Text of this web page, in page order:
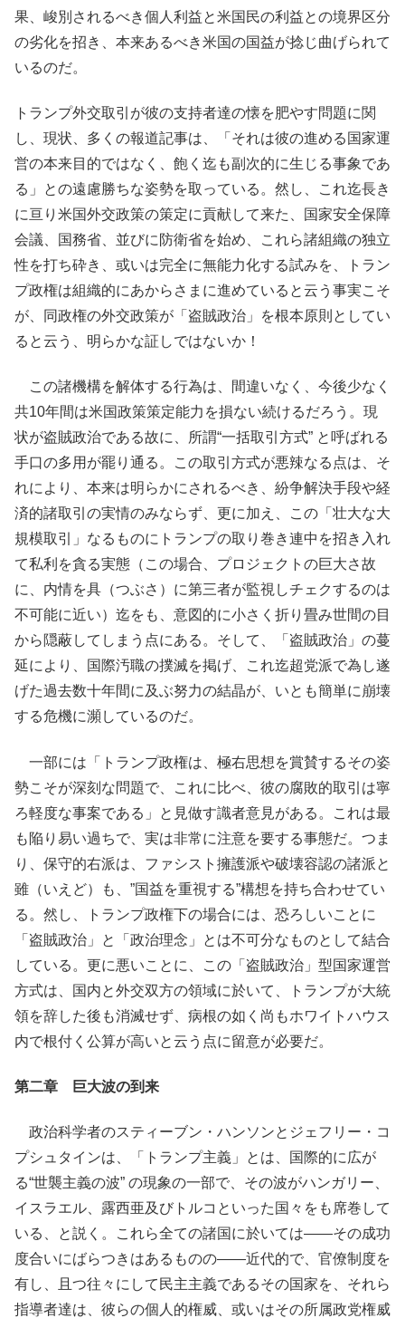
果、峻別されるべき個人利益と米国民の利益との境界区分
の劣化を招き、本来あるべき米国の国益が捻じ曲げられて
いるのだ。
トランプ外交取引が彼の支持者達の懐を肥やす問題に関
し、現状、多くの報道記事は、「それは彼の進める国家運
営の本来目的ではなく、飽く迄も副次的に生じる事象であ
る」との遠慮勝ちな姿勢を取っている。然し、これ迄長き
に亘り米国外交政策の策定に貢献して来た、国家安全保障
会議、国務省、並びに防衛省を始め、これら諸組織の独立
性を打ち砕き、或いは完全に無能力化する試みを、トラン
プ政権は組織的にあからさまに進めていると云う事実こそ
が、同政権の外交政策が「盗賊政治」を根本原則としてい
ると云う、明らかな証しではないか！
この諸機構を解体する行為は、間違いなく、今後少なく
共10年間は米国政策策定能力を損ない続けるだろう。現
状が盗賊政治である故に、所謂“一括取引方式” と呼ばれる
手口の多用が罷り通る。この取引方式が悪辣なる点は、そ
れにより、本来は明らかにされるべき、紛争解決手段や経
済的諸取引の実情のみならず、更に加え、この「壮大な大
規模取引」なるものにトランプの取り巻き連中を招き入れ
て私利を貪る実態（この場合、プロジェクトの巨大さ故
に、内情を具（つぶさ）に第三者が監視しチェクするのは
不可能に近い）迄をも、意図的に小さく折り畳み世間の目
から隠蔽してしまう点にある。そして、「盗賊政治」の蔓
延により、国際汚職の撲滅を掲げ、これ迄超党派で為し遂
げた過去数十年間に及ぶ努力の結晶が、いとも簡単に崩壊
する危機に瀕しているのだ。
一部には「トランプ政権は、極右思想を賞賛するその姿
勢こそが深刻な問題で、これに比べ、彼の腐敗的取引は寧
ろ軽度な事案である」と見做す識者意見がある。これは最
も陥り易い過ちで、実は非常に注意を要する事態だ。つま
り、保守的右派は、ファシスト擁護派や破壊容認の諸派と
雖（いえど）も、”国益を重視する”構想を持ち合わせてい
る。然し、トランプ政権下の場合には、恐ろしいことに
「盗賊政治」と「政治理念」とは不可分なものとして結合
している。更に悪いことに、この「盗賊政治」型国家運営
方式は、国内と外交双方の領域に於いて、トランプが大統
領を辞した後も消滅せず、病根の如く尚もホワイトハウス
内で根付く公算が高いと云う点に留意が必要だ。
第二章 巨大波の到来
政治科学者のスティーブン・ハンソンとジェフリー・コ
プシュタインは、「トランプ主義」とは、国際的に広が
る“世襲主義の波” の現象の一部で、その波がハンガリー、
イスラエル、露西亜及びトルコといった国々をも席巻して
いる、と説く。これら全ての諸国に於いては――その成功
度合いにばらつきはあるものの――近代的で、官僚制度を
有し、且つ往々にして民主主義であるその国家を、それら
指導者達は、彼らの個人的権威、或いはその所属政党権威